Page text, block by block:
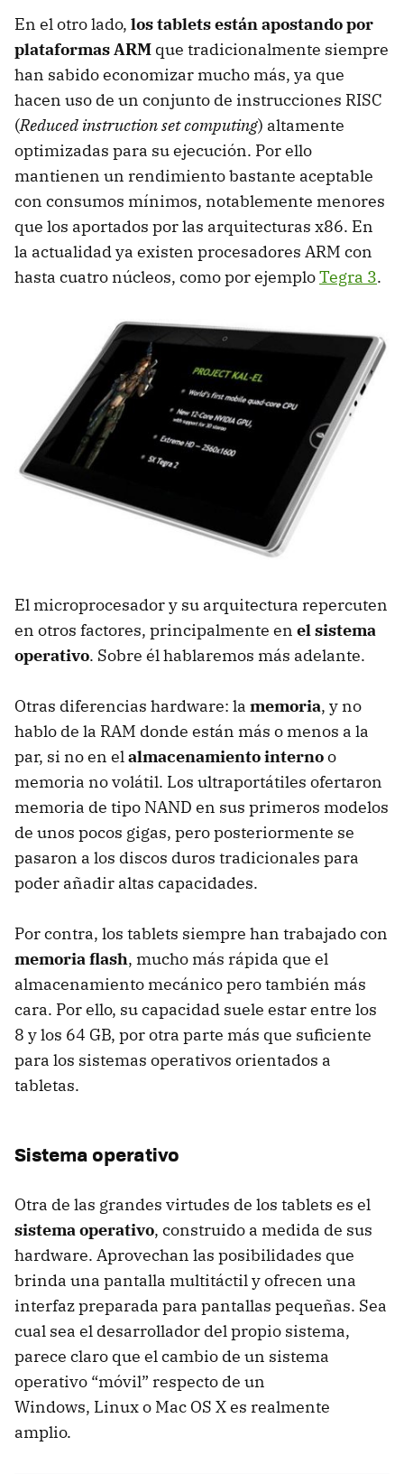
En el otro lado, los tablets están apostando por
plataformasARM que tradicionalmente siempre
han sabido economizar mucho más, ya que
hacen uso de un conjunto de instrucciones RISC
(Reduced instruction set computing) altamente
optimizadas para su ejecución. Por ello
mantienen un rendimiento bastante aceptable
con consumos mínimos, notablemente menores
que los aportados por las arquitecturas x86. En
la actualidad ya existen procesadores ARM con
hasta cuatro núcleos, como por ejemploTegra 3.
El microprocesador y su arquitectura repercuten
en otros factores, principalmente en el sistema
operativo. Sobre él hablaremos más adelante.
Otras diferencias hardware: la memoria, y no
hablo de la RAM donde están más o menos a la
par, si no en elalmacenamiento internoo
memoria no volátil. Los ultraportátiles ofertaron
memoria de tipo NAND en sus primeros modelos
de unos pocos gigas, pero posteriormente se
pasaron a los discos duros tradicionales para
poder añadir altas capacidades.
Por contra, los tablets siempre han trabajado con
memoria flash, mucho más rápida que el
almacenamiento mecánico pero también más
cara. Por ello, su capacidad suele estar entre los
8 y los 64 GB, por otra parte más que suficiente
para los sistemas operativos orientados a
tabletas.
Sistema operativo
Otra de las grandes virtudes de los tablets es el
sistema operativo, construido a medida de sus
hardware. Aprovechan las posibilidades que
brinda una pantalla multitáctil y ofrecen una
interfaz preparada para pantallas pequeñas. Sea
cual sea el desarrollador del propio sistema,
parece claro que el cambio de un sistema
operativo “móvil” respecto de un
Windows, Linux o Mac OS X es realmente
amplio.